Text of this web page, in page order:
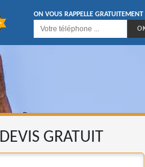
ON VOUS RAPPELLE GRATUITEMENT
DEVIS GRATUIT